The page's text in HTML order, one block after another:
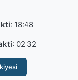
: 18:48
: 02:32